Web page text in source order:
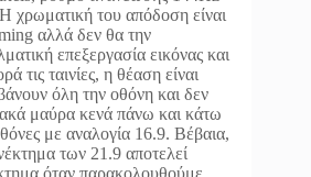
χρωματική του απόδοση είναι
αλλά δεν θα την
επεξεργασία εικόνας και
τις ταινίες, η θέαση είναι
όλη την οθόνη και δεν
μαύρα κενά πάνω και κάτω
με αναλογία 16.9. Βέβαια,
των 21.9 αποτελεί
όταν παρακολουθούμε